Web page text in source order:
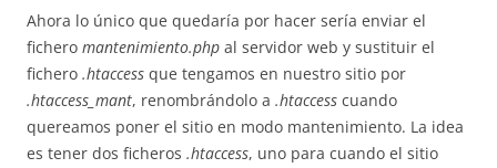
Ahora lo único que quedaría por hacer sería enviar el
fichero mantenimiento.php al servidor web y sustituir el
fichero .htaccess que tengamos en nuestro sitio por
.htaccess_mant, renombrándolo a .htaccess cuando
quereamos poner el sitio en modo mantenimiento. La idea
es tener dos ficheros .htaccess, uno para cuando el sitio